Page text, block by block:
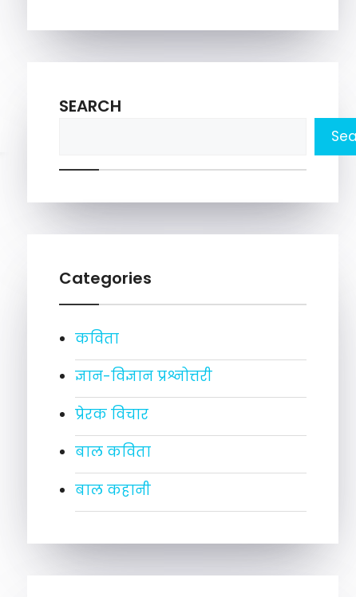
SEARCH
Categories
कविता
ज्ञान-विज्ञान प्रश्नोत्तरी
प्रेरक विचार
बाल कविता
बाल कहानी